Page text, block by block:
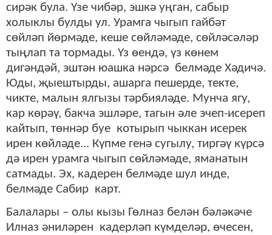
сирәк була. Үзе чибәр, эшкә уңган, сабыр
холыклы булды ул. Урамга чыгып гайбәт
сөйләп йөрмәде, кеше сөйләмәде, сөйләсәләр
тыңлап та тормады. Үз өендә, үз көнем
дигәндәй, эштән юашка нәрсә белмәде Хәдичә.
Юды, җыештырды, ашарга пешерде, текте,
чикте, малын ялгызы тәрбияләде. Мунча ягу,
кар көрәү, бакча эшләре, тагын әле эчеп-исереп
кайтып, төннәр буе котырып чыккан исерек
ирен көйләде... Күпме генә сугылу, тиргәү күрсә
дә ирен урамга чыгып сөйләмәде, яманатын
сатмады. Эх, кадерен белмәде шул инде,
белмәде Сабир карт.
Балалары – олы кызы Гөлназ белән бәләкәче
Илназ әниләрен кадерләп күмделәр, өчесен,